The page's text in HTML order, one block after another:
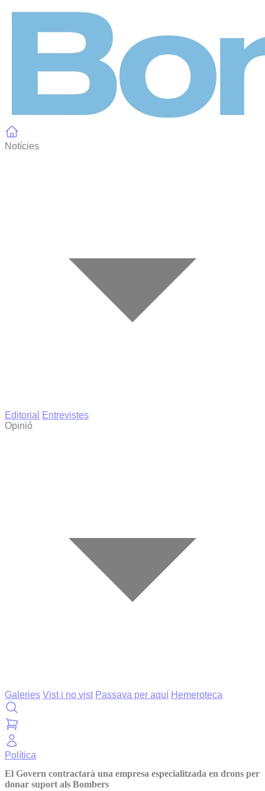
Notícies
Editorial
Entrevistes
Opinió
Galeries Vist i no vist Passava per aquí Hemeroteca
Política
El Govern contractarà una empresa especialitzada en drons per
donar suport als Bombers